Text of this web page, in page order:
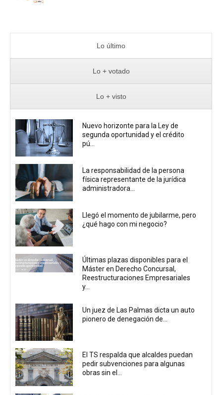
Lo último
Lo + votado
Lo + visto
Nuevo horizonte para la Ley de
segunda oportunidad y el crédito
pú...
La responsabilidad de la persona
física representante de la jurídica
administradora...
Llegó el momento de jubilarme, pero
¿qué hago con mi negocio?
Últimas plazas disponibles para el
Máster en Derecho Concursal,
Reestructuraciones Empresariales
y...
Un juez de Las Palmas dicta un auto
pionero de denegación de...
El TS respalda que alcaldes puedan
pedir subvenciones para algunas
obras sin el...